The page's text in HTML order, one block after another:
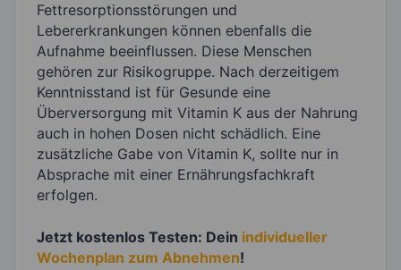
Fettresorptionsstörungen und
Lebererkrankungen können ebenfalls die
Aufnahme beeinflussen. Diese Menschen
gehören zur Risikogruppe. Nach derzeitigem
Kenntnisstand ist für Gesunde eine
Überversorgung mit Vitamin K aus der Nahrung
auch in hohen Dosen nicht schädlich. Eine
zusätzliche Gabe von Vitamin K, sollte nur in
Absprache mit einer Ernährungsfachkraft
erfolgen.
Jetzt kostenlos Testen: Dein individueller
Wochenplan zum Abnehmen!